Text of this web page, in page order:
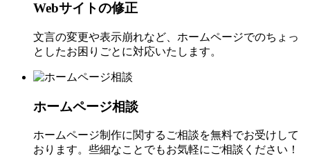
Webサイトの修正
文言の変更や表示崩れなど、ホームページでのちょっ
としたお困りごとに対応いたします。
ホームページ相談
ホームページ制作に関するご相談を無料でお受けして
おります。些細なことでもお気軽にご相談ください！